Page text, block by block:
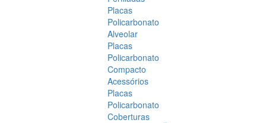
Placas
Policarbonato
Alveolar
Placas
Policarbonato
Compacto
Acessórios
Placas
Policarbonato
Coberturas